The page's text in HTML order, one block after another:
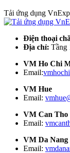
Tải ứng dụng
Điện thoại
Địa chỉ: Tầng
VM Ho Chi
Email:
VM Hue
Email:
VM Can Tho
Email:
VM Da Nang
Email: